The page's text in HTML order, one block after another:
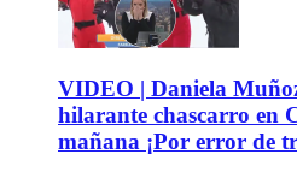
VIDEO | Daniela
hilarante chascarro en
mañana ¡Por error de